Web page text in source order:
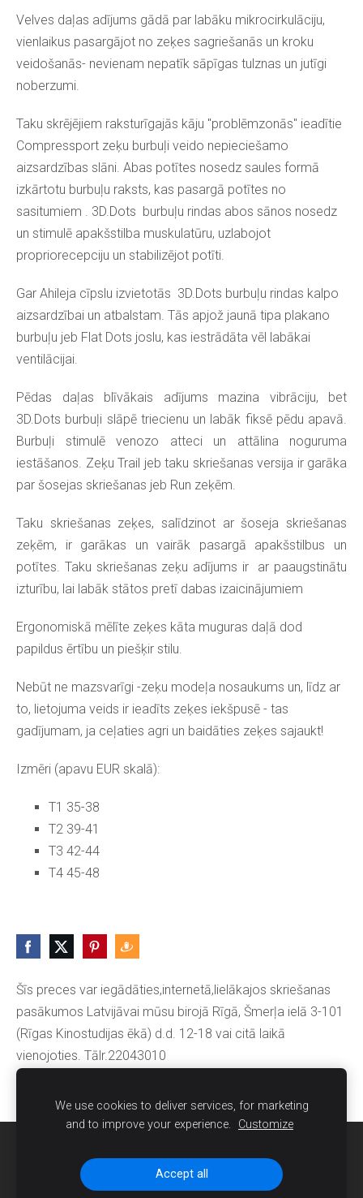
Šīs preces var iegādāties,internetā,lielākajos skriešanas
pasākumos Latvijāvai mūsu birojā Rīgā, Šmerļa ielā 3-101
(Rīgas Kinostudijas ēkā) d.d. 12-18 vai citā laikā
vienojoties. Tālr.22043010
Velves daļas adījums gādā par labāku mikrocirkulāciju,
vienlaikus pasargājot no zeķes sagriešanās un kroku
veidošanās- nevienam nepatīk sāpīgas tulznas un jutīgi
noberzumi.
Taku skrējējiem raksturīgajās kāju "problēmzonās" ieadītie
Compressport zeķu burbuļi veido nepieciešamo
aizsardzības slāni. Abas potītes nosedz saules formā
izkārtotu burbuļu raksts, kas pasargā potītes no
sasitumiem . 3D.Dots burbuļu rindas abos sānos nosedz
un stimulē apakšstilba muskulatūru, uzlabojot
propriorecepciju un stabilizējot potīti.
Gar Ahileja cīpslu izvietotās 3D.Dots burbuļu rindas kalpo
aizsardzībai un atbalstam. Tās apjož jaunā tipa plakano
burbuļu jeb Flat Dots joslu, kas iestrādāta vēl labākai
ventilācijai.
Pēdas daļas blīvākais adījums mazina vibrāciju, bet
3D.Dots burbuļi slāpē triecienu un labāk fiksē pēdu apavā.
Burbuļi stimulē venozo atteci un attālina noguruma
iestāšanos. Zeķu Trail jeb taku skriešanas versija ir garāka
par šosejas skriešanas jeb Run zeķēm.
Taku skriešanas zeķes, salīdzinot ar šoseja skriešanas
zeķēm, ir garākas un vairāk pasargā apakšstilbus un
potītes. Taku skriešanas zeķu adījums ir ar paaugstinātu
izturību, lai labāk stātos pretī dabas izaicinājumiem
Ergonomiskā mēlīte zeķes kāta muguras daļā dod
papildus ērtību un piešķir stilu.
Nebūt ne mazsvarīgi -zeķu modeļa nosaukums un, līdz ar
to, lietojuma veids ir ieadīts zeķes iekšpusē - tas
gadījumam, ja ceļaties agri un baidāties zeķes sajaukt!
Izmēri (apavu EUR skalā):
T1 35-38
T2 39-41
T3 42-44
T4 45-48
We use cookies to deliver services, for marketing
and to improve your experience.
Customize
Accept all